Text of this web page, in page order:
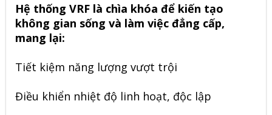
Hệ thống VRF là chìa khóa để kiến tạo
không gian sống và làm việc đẳng cấp,
mang lại:
Tiết kiệm năng lượng vượt trội
Điều khiển nhiệt độ linh hoạt, độc lập